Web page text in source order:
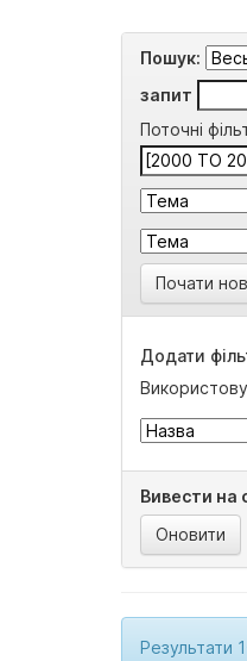
Пошук:
запит
Поточні
Почати
Додати
Вивести на
Результати